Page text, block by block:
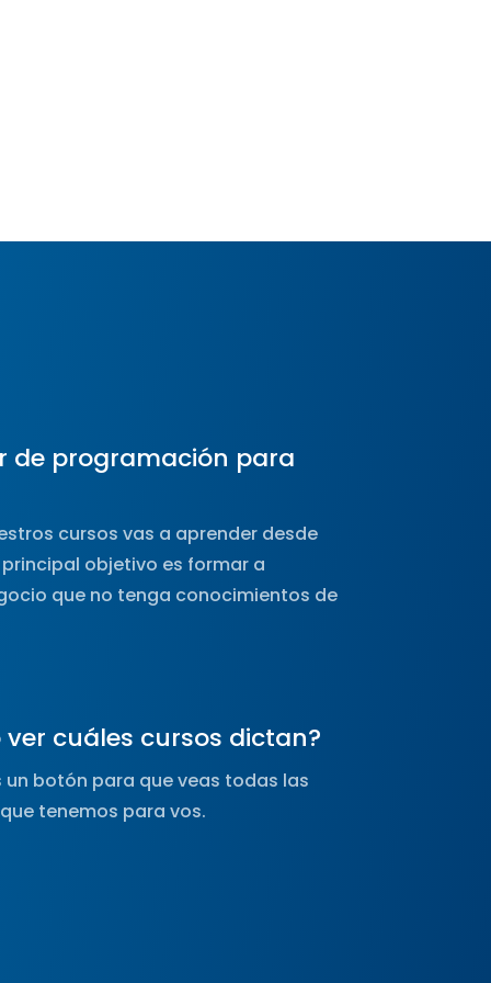
de programación para
cursos vas a aprender desde
objetivo es formar a
que no tenga conocimientos de
ver cuáles cursos dictan?
botón para que veas todas las
tenemos para vos.